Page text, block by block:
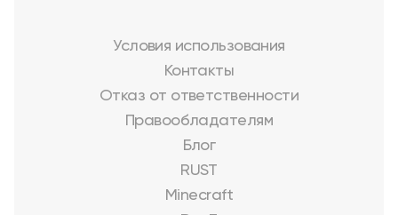
Условия использования
Контакты
Отказ от ответственности
Правообладателям
Блог
RUST
Minecraft